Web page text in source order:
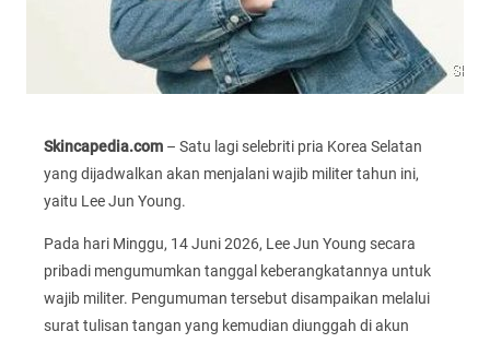
Skincapedia.com – Satu lagi selebriti pria Korea Selatan
yang dijadwalkan akan menjalani wajib militer tahun ini,
yaitu Lee Jun Young.
Pada hari Minggu, 14 Juni 2026, Lee Jun Young secara
pribadi mengumumkan tanggal keberangkatannya untuk
wajib militer. Pengumuman tersebut disampaikan melalui
surat tulisan tangan yang kemudian diunggah di akun